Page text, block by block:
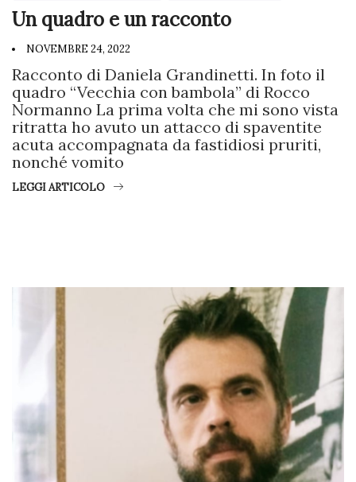
Un quadro e un racconto
NOVEMBRE 24, 2022
Racconto di Daniela Grandinetti. In foto il
quadro “Vecchia con bambola” di Rocco
Normanno La prima volta che mi sono vista
ritratta ho avuto un attacco di spaventite
acuta accompagnata da fastidiosi pruriti,
nonché vomito
LEGGI ARTICOLO